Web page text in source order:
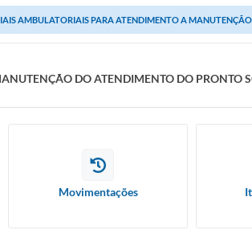
AMBULATORIAIS PARA ATENDIMENTO A
DO ATENDIMENTO DO PRONTO
Movimentações